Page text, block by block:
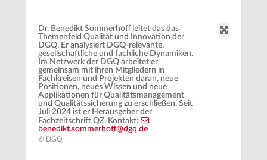
Dr. Benedikt Sommerhoff leitet das das
Themenfeld Qualität und Innovation der
DGQ. Er analysiert DGQ-relevante,
gesellschaftliche und fachliche Dynamiken.
Im Netzwerk der DGQ arbeitet er
gemeinsam mit ihren Mitgliedern in
Fachkreisen und Projekten daran, neue
Positionen, neues Wissen und neue
Applikationen für Qualitätsmanagement
und Qualitätssicherung zu erschließen. Seit
Juli 2024 ist er Herausgeber der
Fachzeitschrift QZ. Kontakt:
benedikt.sommerhoff@dgq.de
© DGQ